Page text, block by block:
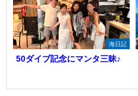
海日記
50ダイブ記念にマンタ三昧♪